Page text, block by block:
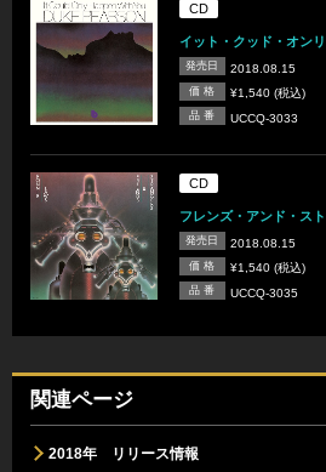
CD
イット・クッド・オン
発売日 2018.08.15
価 格 ¥1,540 (税込)
品 番 UCCQ-3033
CD
フレンズ・アンド・ス
発売日 2018.08.15
価 格 ¥1,540 (税込)
品 番 UCCQ-3035
関連ページ
2018年 リリース情報